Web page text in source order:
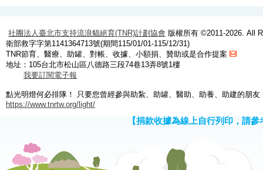
社團法人臺北市支持流浪貓絕育(TNR)計劃協會 版權所有 ©2011-2026. All
衛部救字字第1141364713號(期間115/01/01-115/12/31)
TNR節育、醫療、助罐、對帳、收據、小額捐、贊助或是合作提案
地址：105台北市松山區八德路三段74巷13弄8號1樓
我要訂閱電子報
點光明燈何必排隊！ 只要您曾經參與助紮、助罐、醫助、助養、助建的朋
https://www.tnrtw.org/light/
【捐款收據為線上自行列印，請參